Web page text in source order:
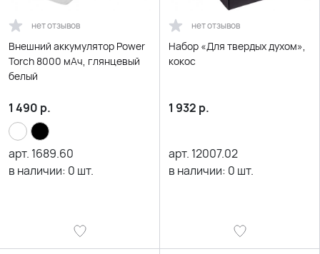
нет отзывов
Внешний аккумулятор Power
Torch 8000 мАч, глянцевый
белый
1 490 р.
арт. 1689.60
в наличии: 0 шт.
нет отзывов
Набор «Для твердых духом»,
кокос
1 932 р.
арт. 12007.02
в наличии: 0 шт.